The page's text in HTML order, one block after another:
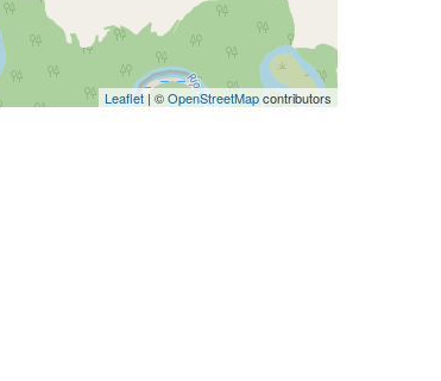
Leaflet | ©OpenStreetMapcontributors